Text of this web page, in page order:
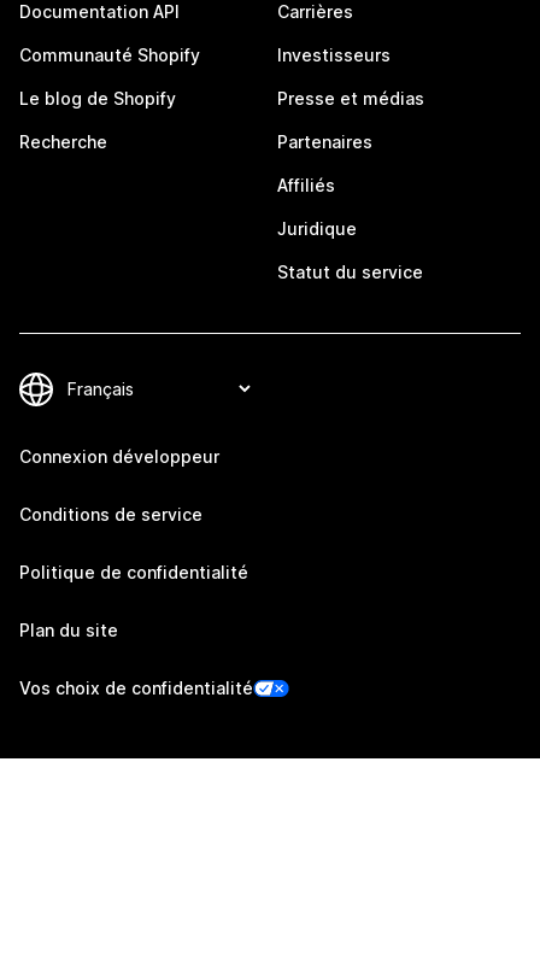
Documentation API
Communauté Shopify
Le blog de Shopify
Recherche
Carrières
Investisseurs
Presse et médias
Partenaires
Affiliés
Juridique
Statut du service
Connexion développeur
Conditions de service
Politique de confidentialité
Plan du site
Vos choix de confidentialité